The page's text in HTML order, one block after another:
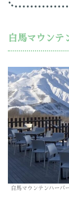
白馬マウンテ
白馬マウンテンハーバ